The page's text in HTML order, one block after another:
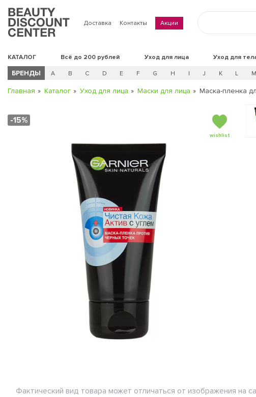
Доставка Контакты Акции
КАТАЛОГ Всё до 200 рублей Уход для лица Уход для
БРЕНДЫ A B C D E F G H I J K L M
Главная Каталог Уход для лица Маски для лица Маска-пленка
-15%
wishlist
Фактический вид товара может отличаться от изображения на